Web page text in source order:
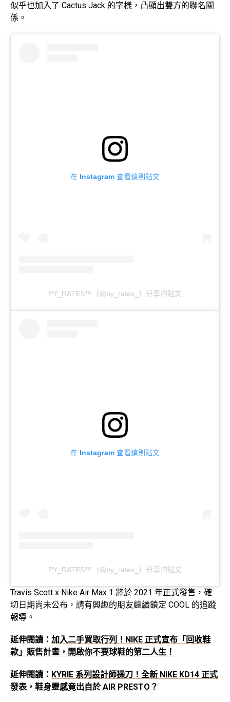
似乎也加入了 Cactus Jack 的字樣，凸顯出雙方的聯名關
係。
在 Instagram 查看這則貼文
PY_RATES™️（@py_rates_）分享的貼文
在 Instagram 查看這則貼文
PY_RATES™️（@py_rates_）分享的貼文
Travis Scott x Nike Air Max 1 將於 2021 年正式發售，確
切日期尚未公布，請有興趣的朋友繼續鎖定 COOL 的追蹤
報導。
延伸閱讀： 加入二手買取行列！NIKE 正式宣布「回收鞋
款」販售計畫，開啟你不要球鞋的第二人生！
延伸閱讀： KYRIE 系列設計師操刀！全新 NIKE KD14 正式
發表，鞋身靈感竟出自於 AIR PRESTO？